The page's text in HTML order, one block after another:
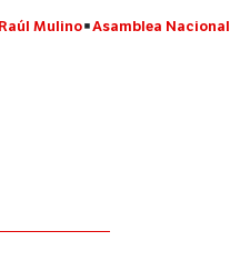
Mulino Asamblea Nacional